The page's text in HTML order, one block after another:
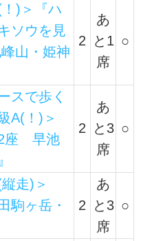
)＞『ハ
ソウを見
山・姫神
2
あ
と1
席
○
スで歩く
A(！)＞
2座 早池
2
あ
と3
席
○
走)＞
駒ヶ岳・
2
あ
と3
席
○